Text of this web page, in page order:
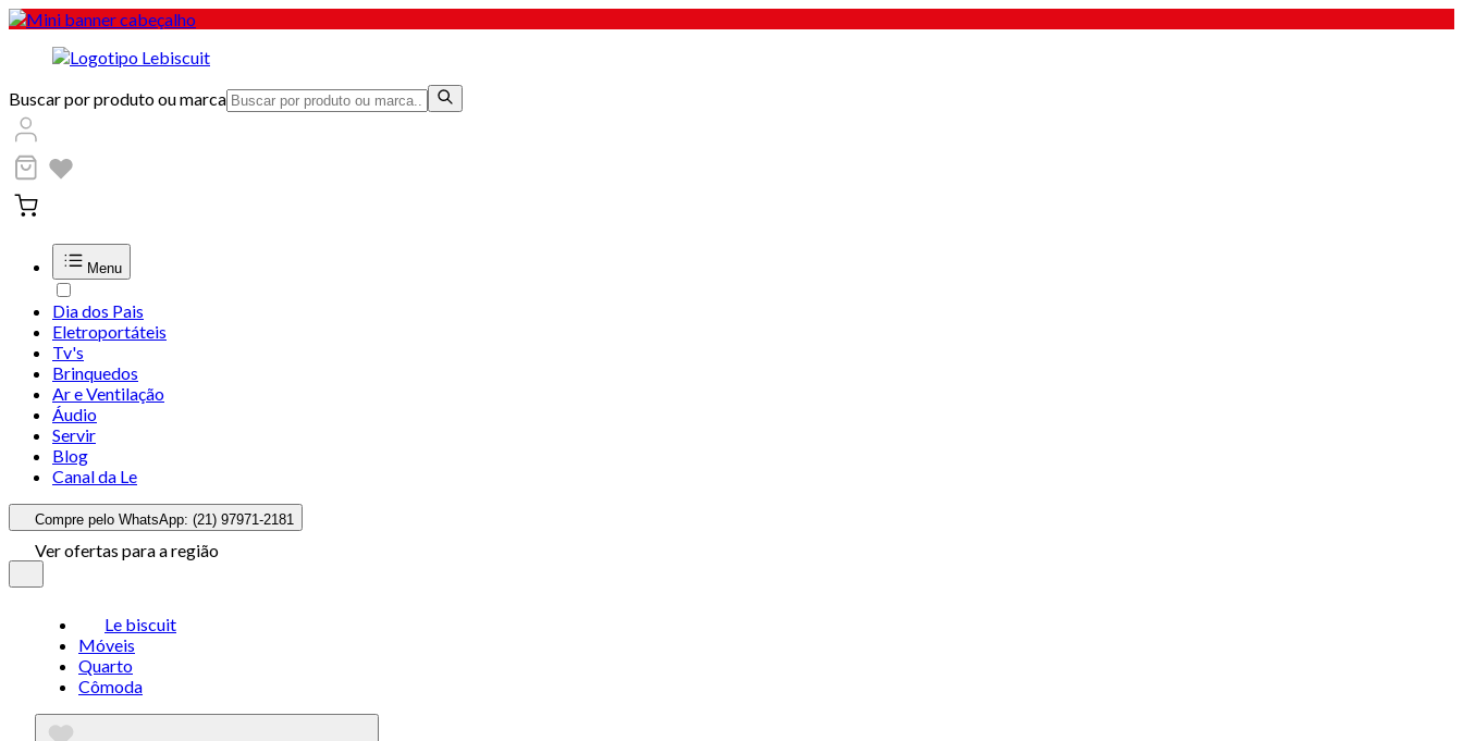
Buscar por produto ou marca
Menu
Dia dos Pais
Eletroportáteis
Tv's
Brinquedos
Ar e Ventilação
Áudio
Servir
Blog
Canal da Le
Compre pelo WhatsApp: (21) 97971-2181
Ver ofertas para a região
Le biscuit
Móveis
Quarto
Cômoda